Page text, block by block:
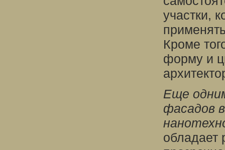
участки,
Кроме
форму и
Еще
фасадов
обладает